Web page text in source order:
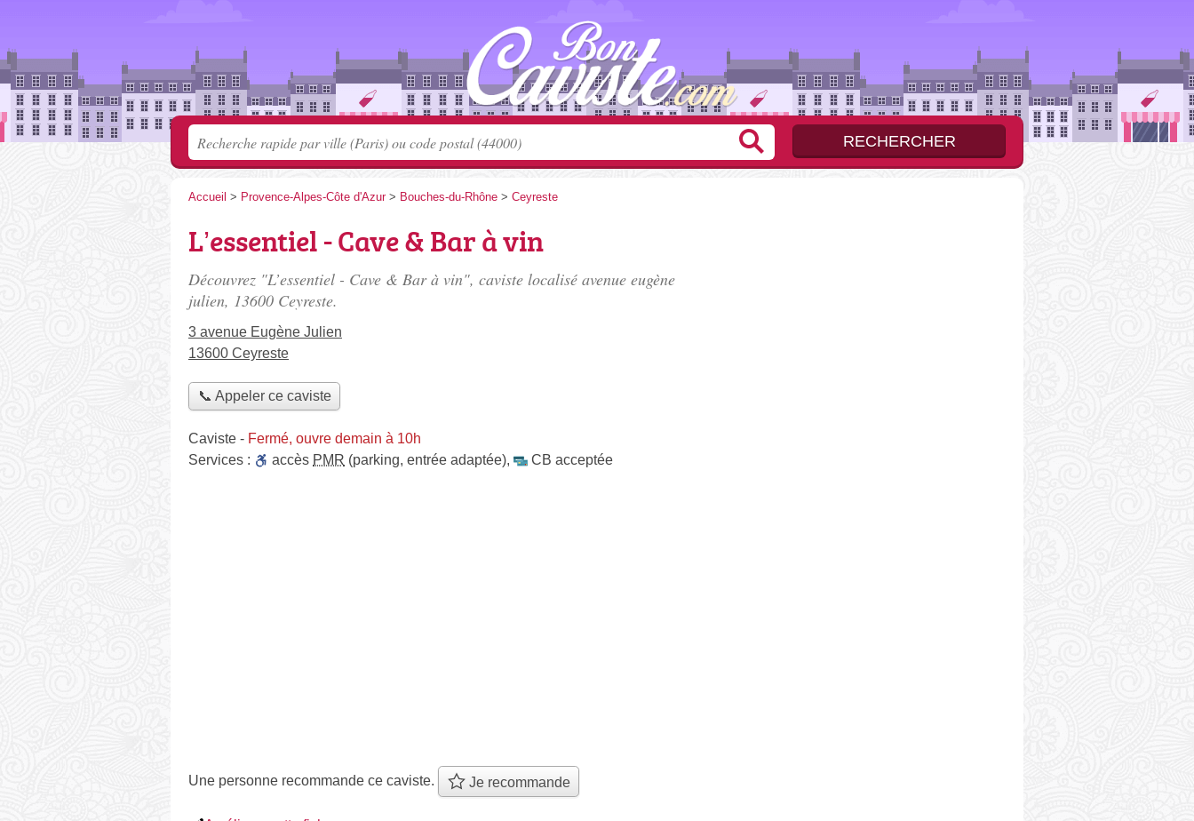
Accueil > Provence-Alpes-Côte d'Azur> Bouches-du-Rhône > Ceyreste
L’essentiel - Cave & Bar à vin
Découvrez "L’essentiel - Cave & Bar à vin", caviste localisé avenue eugène
julien, 13600 Ceyreste.
3 avenue Eugène Julien
13600 Ceyreste
📞 Appeler ce caviste
Caviste - Fermé, ouvre demain à 10h
Services :
accès PMR (parking, entrée adaptée), CB acceptée
Une personne recommande ce caviste. Je recommande